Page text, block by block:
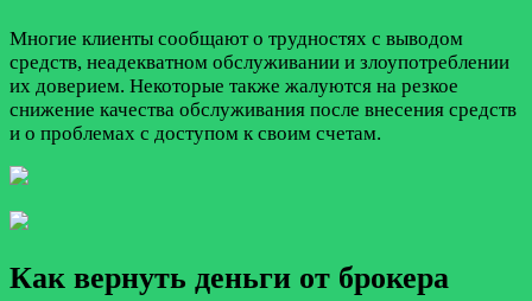
Многие клиенты сообщают о трудностях с выводом
средств, неадекватном обслуживании и злоупотреблении
их доверием. Некоторые также жалуются на резкое
снижение качества обслуживания после внесения средств
и о проблемах с доступом к своим счетам.
Как вернуть деньги от брокера